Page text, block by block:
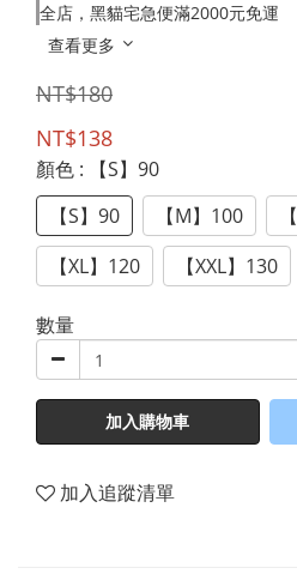
全店，黑貓宅急便滿2000元免運
查看更多
NT$180
NT$138
顏色 : 【S】90
【S】90
【M】100
【XL】120
【XXL】130
數量
加入購物車
加入追蹤清單